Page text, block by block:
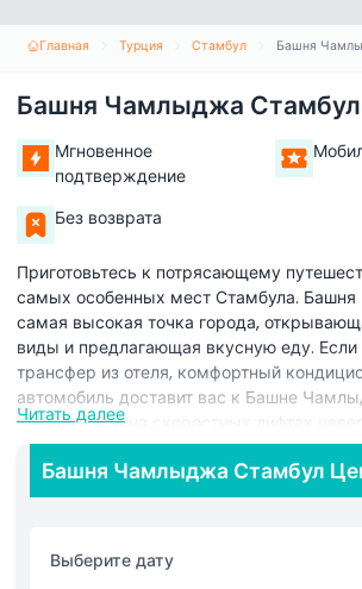
Главная Турция Стамбул
Башня Чамлыджа Стамбул
Мгновенное
подтверждение
Без возврата
Приготовьтесь к потрясающему
самых особенных мест Стамбула.
самая высокая точка города,
виды и предлагающая вкусную еду.
трансфер из отеля, комфортный
автомобиль доставит вас к Башне
поднимитесь на скоростных лифтах
захватывающими видами. С башни
некоторые из самых знаменитых
Стамбула.
величественную Святую Софию и
Читать далее
Башня Чамлыджа Стамбул
Выберите дату